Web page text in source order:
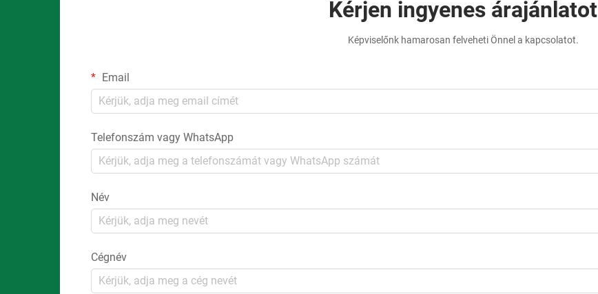
Kérjen ingyenes árajánlatot
Képviselőnk hamarosan felveheti Önnel a kapcsolatot.
Email
Telefonszám vagy WhatsApp
Név
Cégnév